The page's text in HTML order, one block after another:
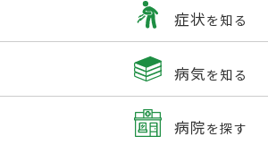
症状を知る
病気を知る
病院を探す